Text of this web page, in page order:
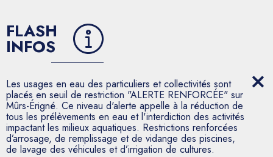
FLASH
INFOS
Les usages en eau des particuliers et collectivités sont
placés en seuil de restriction "ALERTE RENFORCÉE" sur
Mûrs-Érigné. Ce niveau d'alerte appelle à la réduction de
tous les prélèvements en eau et l'interdiction des activités
impactant les milieux aquatiques. Restrictions renforcées
d’arrosage, de remplissage et de vidange des piscines,
de lavage des véhicules et d’irrigation de cultures.